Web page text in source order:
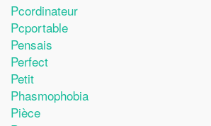
Pcordinateur
Pcportable
Pensais
Perfect
Petit
Phasmophobia
Pièce